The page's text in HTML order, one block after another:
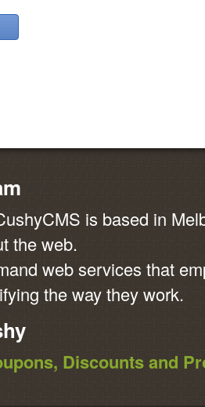
is based in
the web.
web services that
the way they work.
Discounts and